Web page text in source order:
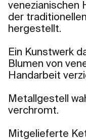
venezianischen
der
hergestellt.
Ein Kunstwerk
Blumen von
Handarbeit
Metallgestell
verchromt.
Mitgelieferte